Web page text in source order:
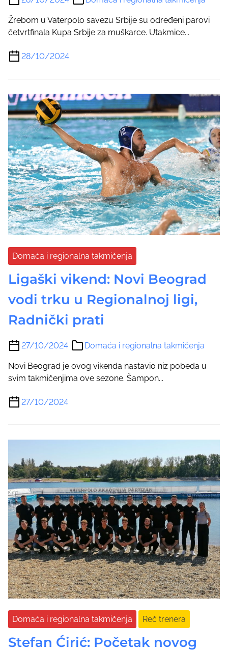
Žrebom u Vaterpolo savezu Srbije su određeni parovi
četvrtfinala Kupa Srbije za muškarce. Utakmice...
28/10/2024
Domaća i regionalna takmičenja
Ligaški vikend: Novi Beograd
vodi trku u Regionalnoj ligi,
Radnički prati
27/10/2024 Domaća i regionalna takmičenja
Novi Beograd je ovog vikenda nastavio niz pobeda u
svim takmičenjima ove sezone. Šampon...
27/10/2024
Domaća i regionalna takmičenja Reč trenera
Stefan Ćirić: Početak novog